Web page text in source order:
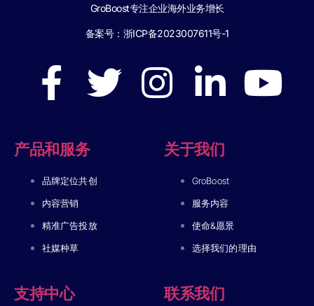
GroBoost专注企业海外业务增长
备案号： 浙ICP备2023007611号-1
产品和服务
品牌定位共创
内容营销
精准广告投放
社媒种草
关于我们
GroBoost
服务内容
使命&愿景
选择我们的理由
支持中心 联系我们